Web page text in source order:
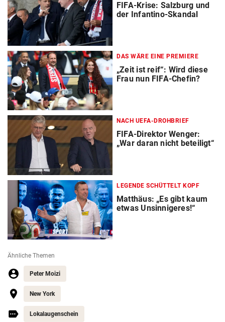
FIFA-Krise: Salzburg und
der Infantino-Skandal
DAS WÄRE EINE PREMIERE
„Zeit ist reif“: Wird diese
Frau nun FIFA-Chefin?
NACH UEFA-DROHBRIEF
FIFA-Direktor Wenger:
„War daran nicht beteiligt“
LEGENDE SCHÜTTELT KOPF
Matthäus: „Es gibt kaum
etwas Unsinnigeres!“
Ähnliche Themen
Peter Moizi
New York
Lokalaugenschein